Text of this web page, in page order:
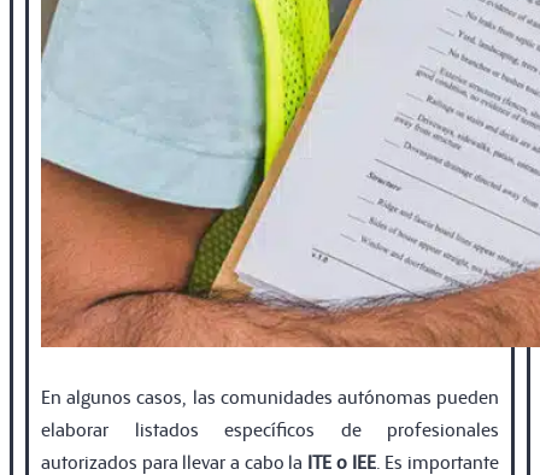
En algunos casos, las comunidades autónomas pueden
elaborar listados especíﬁcos de profesionales
autorizados para llevar a cabo la ITEo IEE. Es importante